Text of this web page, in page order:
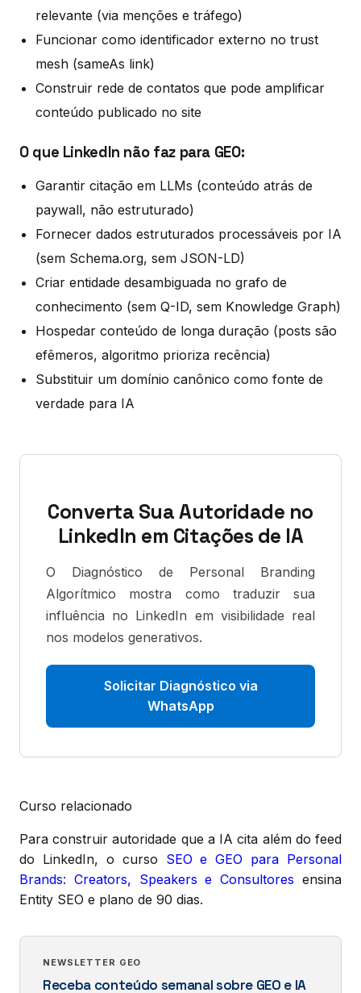
relevante (via menções e tráfego)
Funcionar como identificador externo no trust
mesh (sameAs link)
Construir rede de contatos que pode amplificar
conteúdo publicado no site
O que LinkedIn não faz para GEO:
Garantir citação em LLMs (conteúdo atrás de
paywall, não estruturado)
Fornecer dados estruturados processáveis por IA
(sem Schema.org, sem JSON-LD)
Criar entidade desambiguada no grafo de
conhecimento (sem Q-ID, sem Knowledge Graph)
Hospedar conteúdo de longa duração (posts são
efêmeros, algoritmo prioriza recência)
Substituir um domínio canônico como fonte de
verdade para IA
Converta Sua Autoridade no
LinkedIn em Citações de IA
O Diagnóstico de Personal Branding
Algorítmico mostra como traduzir sua
influência no LinkedIn em visibilidade real
nos modelos generativos.
Solicitar Diagnóstico via
WhatsApp
Curso relacionado
Para construir autoridade que a IA cita além do feed
do LinkedIn, o curso SEO e GEO para Personal
Brands: Creators, Speakers e Consultores ensina
Entity SEO e plano de 90 dias.
NEWSLETTER GEO
Receba conteúdo semanal sobre GEO e IA